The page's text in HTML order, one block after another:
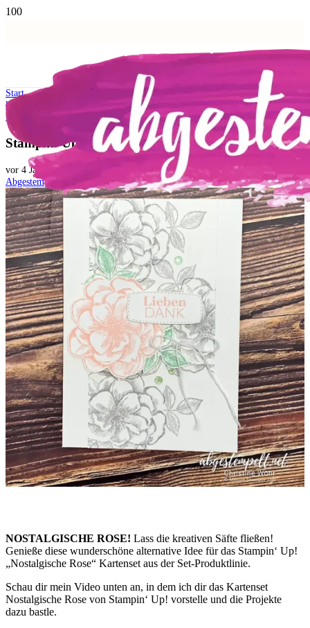
Start
kostenlose PDF Bastelanleitungen
Stampin‘ Up! Nostalgische Rose – Alternative Karte
Stampin‘ Up! Nostalgische Rose – Alternative Karte
vor 4 Jahren
Abgestempelt
NOSTALGISCHE ROSE! Lass die kreativen Säfte fließen!
Genieße diese wunderschöne alternative Idee für das Stampin‘ Up!
„Nostalgische Rose“ Kartenset aus der Set-Produktlinie.
Schau dir mein Video unten an, in dem ich dir das Kartenset
Nostalgische Rose von Stampin‘ Up! vorstelle und die Projekte
dazu bastle.